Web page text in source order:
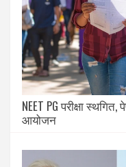
NEET PG परीक्षा
आयोजन